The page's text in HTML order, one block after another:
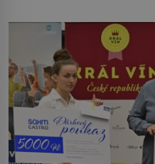
by pokoj miminka měl
Předškolní věk je